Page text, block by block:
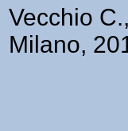
Vecchio C.,
Milano,